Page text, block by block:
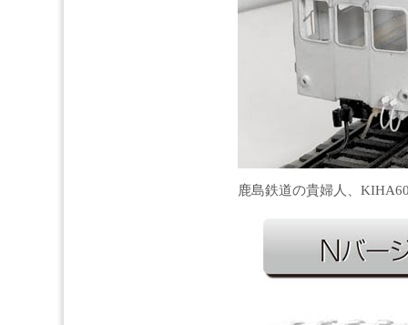
鹿島鉄道の貴婦人、